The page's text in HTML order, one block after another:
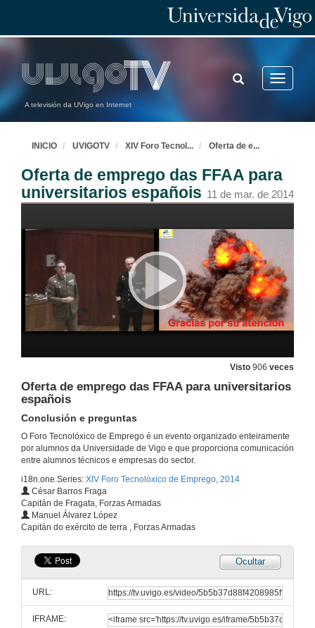
A televisión da UVigo en Internet
Toggle
TOGGLE
SEARCH
INICIO UVIGOTV XIV Foro Tecnol ... Oferta de e...
Oferta de emprego das FFAA para
universitarios españois 11 de mar. de 2014
Visto 906 veces
Oferta de emprego das FFAA para universitarios
españois
Conclusión e preguntas
O Foro Tecnolóxico de Emprego é un evento organizado enteiramente
por alumnos da Universidade de Vigo e que proporciona comunicación
entre alumnos técnicos e empresas do sector.
i18n.one.Series: XIV Foro Tecnolóxico de Emprego, 2014
César Barros Fraga
Capitán de Fragata, Forzas Armadas
Manuel Álvarez López
Capitán do exército de terra , Forzas Armadas
Ocultar
URL:
IFRAME:
Oferta de emprego das FFAA para universitarios españois
Primeira intervención
11 de mar. de 2014